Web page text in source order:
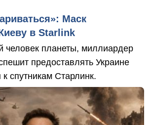
Маск
в Starlink
человек планеты, миллиардер
предоставлять Украине
спутникам Старлинк.